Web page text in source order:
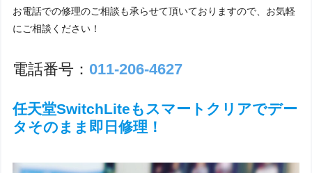
お電話での修理のご相談も承らせて頂いておりますので、お気軽
にご相談ください！
電話番号： 011-206-4627
任天堂SwitchLiteもスマートクリアでデー
タそのまま即日修理！